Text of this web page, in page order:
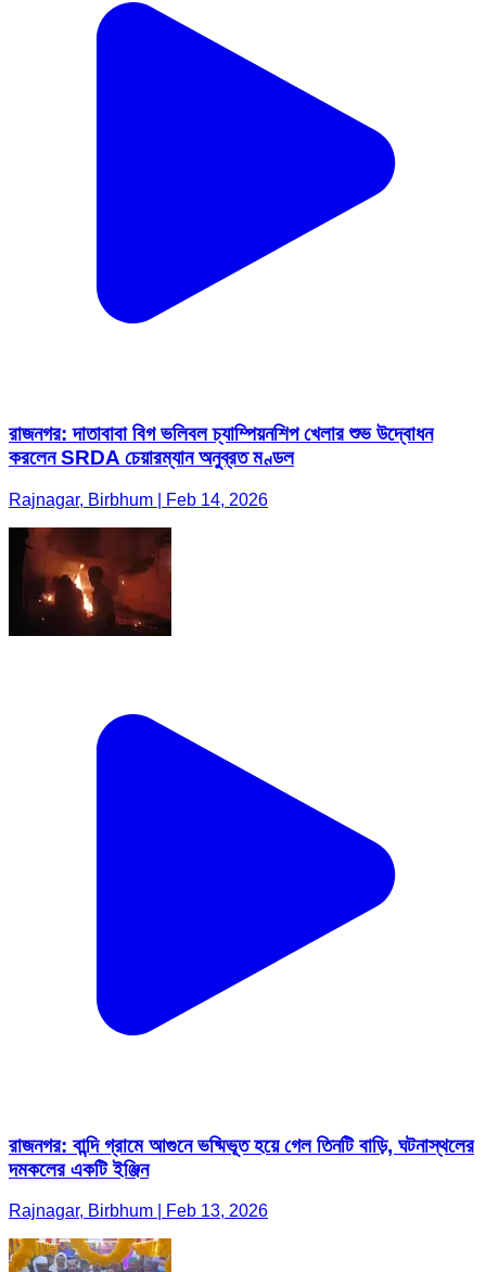
রাজনগর: দাতাবাবা বিগ ভলিবল চ্যাম্পিয়নশিপ খেলার শুভ উদ্বোধন
করলেন SRDA চেয়ারম্যান অনুব্রত মণ্ডল
Rajnagar, Birbhum | Feb 14, 2026
রাজনগর: বান্দি গ্রামে আগুনে ভষ্মিভূত হয়ে গেল তিনটি বাড়ি, ঘটনাস্থলের
দমকলের একটি ইঞ্জিন
Rajnagar, Birbhum | Feb 13, 2026